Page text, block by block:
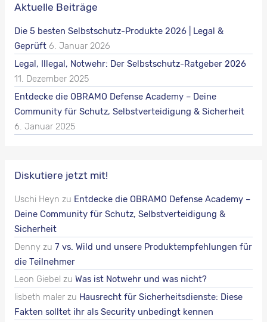
Aktuelle Beiträge
Die 5 besten Selbstschutz-Produkte 2026 | Legal &
Geprüft 6. Januar 2026
Legal, Illegal, Notwehr: Der Selbstschutz-Ratgeber 2026
11. Dezember 2025
Entdecke die OBRAMO Defense Academy – Deine
Community für Schutz, Selbstverteidigung & Sicherheit
6. Januar 2025
Diskutiere jetzt mit!
Uschi Heyn zu Entdecke die OBRAMO Defense Academy –
Deine Community für Schutz, Selbstverteidigung &
Sicherheit
Dennyzu 7 vs. Wild und unsere Produktempfehlungen für
die Teilnehmer
Leon Giebel zu Was ist Notwehr und was nicht?
lisbeth malerzu Hausrecht für Sicherheitsdienste: Diese
Fakten solltet ihr als Security unbedingt kennen